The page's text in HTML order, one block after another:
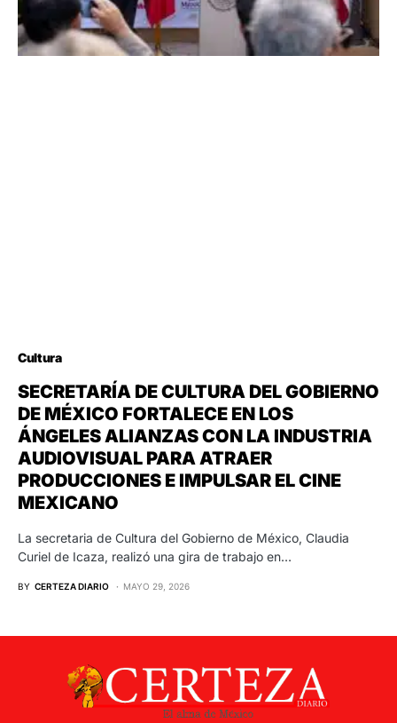
Cultura
SECRETARÍA DE CULTURA DEL GOBIERNO
DE MÉXICO FORTALECE EN LOS
ÁNGELES ALIANZAS CON LA INDUSTRIA
AUDIOVISUAL PARA ATRAER
PRODUCCIONES E IMPULSAR EL CINE
MEXICANO
La secretaria de Cultura del Gobierno de México, Claudia
Curiel de Icaza, realizó una gira de trabajo en…
BY CERTEZA DIARIO MAYO 29, 2026